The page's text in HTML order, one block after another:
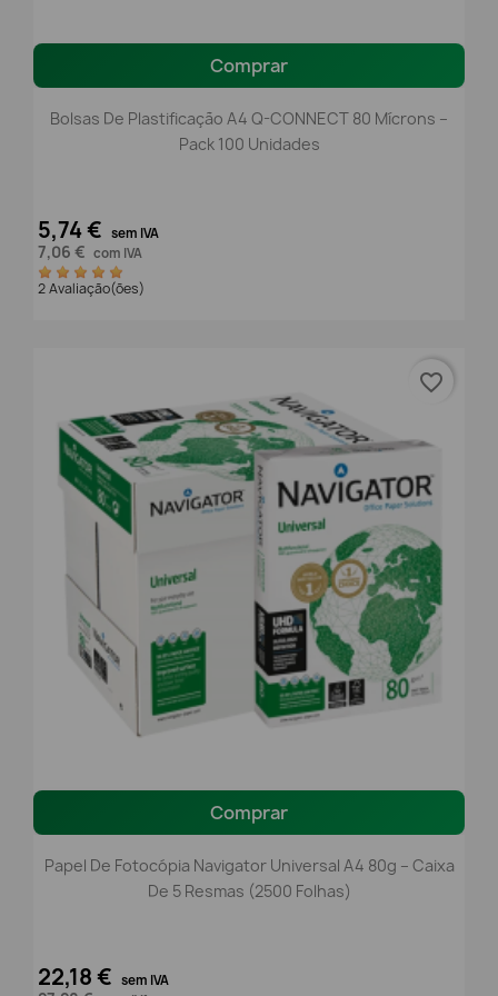
Comprar
Bolsas De Plastificação A4 Q-CONNECT 80 Mícrons –
Pack 100 Unidades
5,74 € sem IVA
7,06 € com IVA
2 Avaliação(ões)
Comprar
Papel De Fotocópia Navigator Universal A4 80g – Caixa
De 5 Resmas (2500 Folhas)
22,18 € sem IVA
favorite_border